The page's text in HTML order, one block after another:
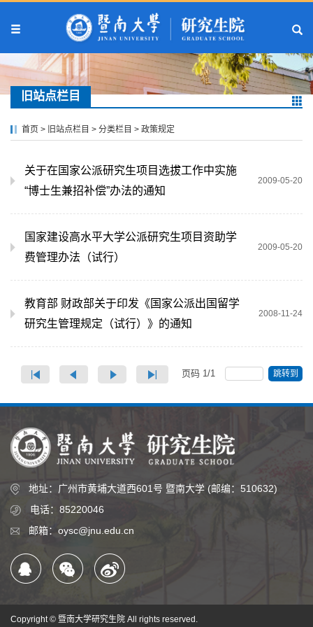
旧站点栏目
首页 > 旧站点栏目 > 分类栏目 > 政策规定
关于在国家公派研究生项目选拔工作中实施
“博士生兼招补偿”办法的通知
2009-05-20
国家建设高水平大学公派研究生项目资助学
费管理办法（试行）
2009-05-20
教育部 财政部关于印发《国家公派出国留学
研究生管理规定（试行）》的通知
2008-11-24
页码 1/1 跳转到
地址：广州市黄埔大道西601号 暨南大学 (邮编：510632)
电话：85220046
邮箱：oysc@jnu.edu.cn
Copyright © 暨南大学研究生院 All rights reserved.